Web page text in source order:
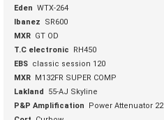
Eden WTX-264
Ibanez
SR600
MXR GT OD
T.C electronic
RH450
EBS classic session 120
MXR M132FR SUPER COMP
Lakland
55-AJ Skyline
P&P Amplification
Power Attenuator 22